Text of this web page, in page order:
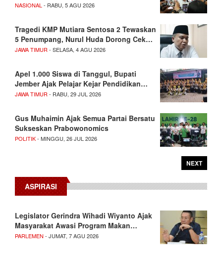
NASIONAL - RABU, 5 AGU 2026
Tragedi KMP Mutiara Sentosa 2 Tewaskan
5 Penumpang, Nurul Huda Dorong Cek…
JAWA TIMUR - SELASA, 4 AGU 2026
Apel 1.000 Siswa di Tanggul, Bupati
Jember Ajak Pelajar Kejar Pendidikan…
JAWA TIMUR - RABU, 29 JUL 2026
Gus Muhaimin Ajak Semua Partai Bersatu
Sukseskan Prabowonomics
POLITIK- MINGGU, 26 JUL 2026
NEXT
ASPIRASI
Legislator Gerindra Wihadi Wiyanto Ajak
Masyarakat Awasi Program Makan…
PARLEMEN - JUMAT, 7 AGU 2026